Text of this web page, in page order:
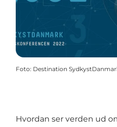
Foto: Destination
Hvordan ser verden ud